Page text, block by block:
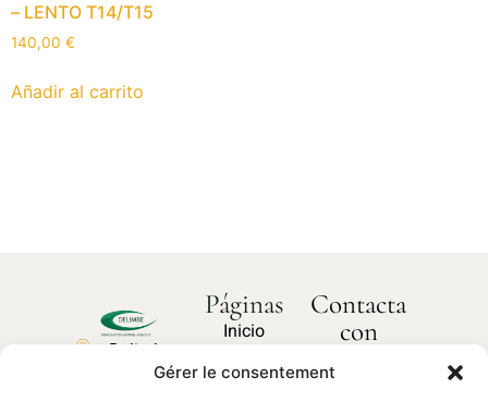
Gérer le consentement
– LENTO T14/T15
140,00 €
Añadir al carrito
Delimbe
Abbaye
Páginas
Inicio
Sobre
Contacta
con
nosotros
¿Cómo